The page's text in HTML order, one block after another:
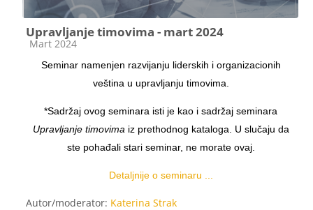
Upravljanje timovima - mart 2024
Категорија курса
Mart 2024
Seminar namenjen razvijanju liderskih i organizacionih
veština u upravljanju timovima.
*Sadržaj ovog seminara isti je kao i sadržaj seminara
Upravljanje timovima iz prethodnog kataloga. U slučaju da
ste pohađali stari seminar, ne morate ovaj.
Detaljnije o seminaru ...
Autor/moderator: Katerina Strak